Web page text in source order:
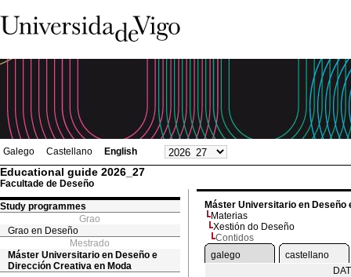
Galego Castellano English
Educational guide 2026_27
Facultade de Deseño
Study programmes
Grao
Grao en Deseño
Mestrado
Máster Universitario en Deseño e
Dirección Creativa en Moda
Máster Universitario en Deseño
Materias
Xestión do Deseño
Contidos
galego
castellano